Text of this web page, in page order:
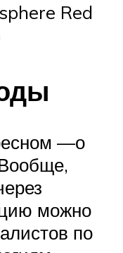
Red
—о
можно
по